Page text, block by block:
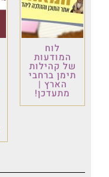
לוח
המודעות
של קהילות
תימן ברחבי
הארץ |
מתעדכן!